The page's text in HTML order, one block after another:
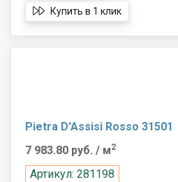
Купить в 1 клик
Pietra D'Assisi Rosso 31501
7 983.80 руб. / м2
Артикул: 281198